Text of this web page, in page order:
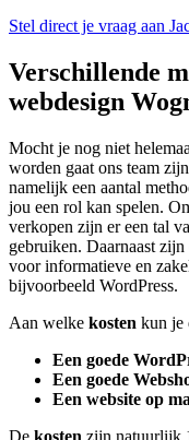
Stel direct je vraag aan
Verschillende
webdesign
Mocht je nog niet
worden gaat ons team
namelijk een aantal
jou een rol kan spelen.
verkopen zijn er een tal
gebruiken. Daarnaast
voor informatieve en
bijvoorbeeld WordPress.
Aan welke kosten kun je
Een goede
Een goede
Een website op
De kosten zijn natuurlijk